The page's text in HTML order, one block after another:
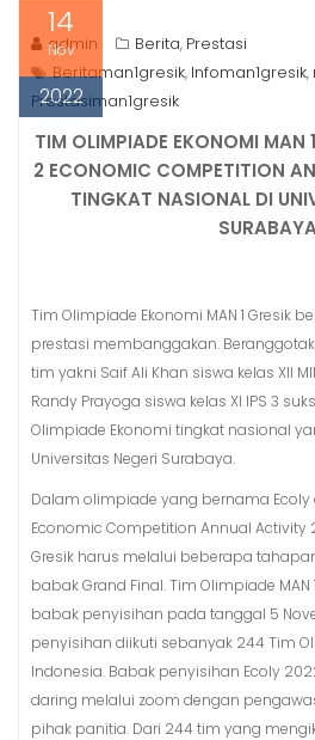
14
Nov
2022
admin Berita, Prestasi
Beritaman1gresik, Infoman1gresik,
Prestasiman1gresik
TIM OLIMPIADE EKONOMI MAN
2 ECONOMIC COMPETITION
TINGKAT NASIONAL DI
Tim Olimpiade Ekonomi MAN 1 Gresik
prestasi membanggakan.
tim yakni Saif Ali Khan siswa kelas XII
Randy Prayoga siswa kelas XI IPS 3
Olimpiade Ekonomi tingkat nasional
Universitas Negeri Surabaya.
Dalam olimpiade yang bernama
Economic Competition Annual Activity
Gresik harus melalui beberapa
babak Grand Final. Tim Olimpiade MAN
babak penyisihan pada tanggal 5
penyisihan diikuti sebanyak 244 Tim
Indonesia. Babak penyisihan Ecoly
daring melalui zoom dengan
pihak panitia. Dari 244 tim yang